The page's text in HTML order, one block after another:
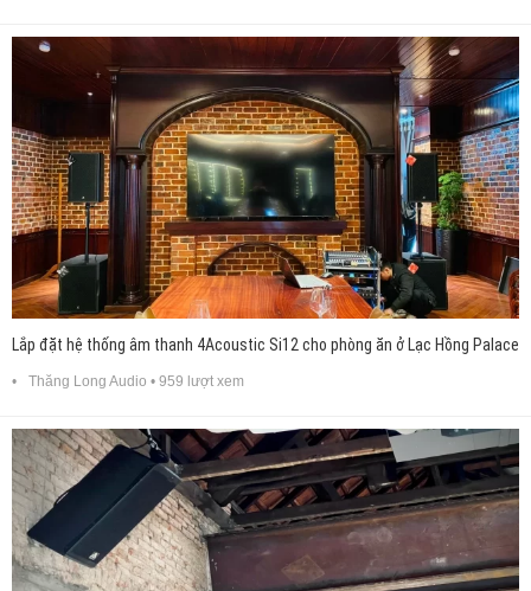
Lắp đặt hệ thống âm thanh 4Acoustic Si12 cho phòng ăn ở Lạc Hồng Palace
Thăng Long Audio • 959 lượt xem